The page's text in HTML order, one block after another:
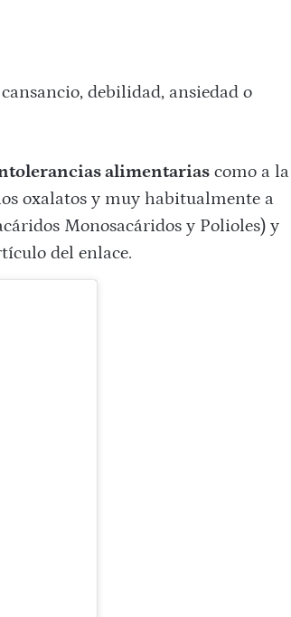
debilidad, ansiedad o
alimentariascomo a la
oxalatos y muy habitualmente a
Monosacáridos y Polioles) y
del enlace.